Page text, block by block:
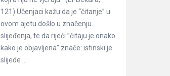
121) Učenjaci kažu da je “čitanje” u
ovom ajetu došlo u značenju
slijeđenja, te da riječi ”čitaju je onako
kako je objavljena” znače: istinski je
slijede ...